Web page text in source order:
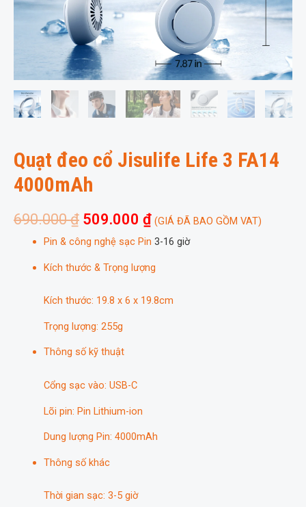
Quạt đeo cổ Jisulife Life 3 FA14
4000mAh
690.000₫ 509.000 ₫ (GIÁ ĐÃ BAO GỒM VAT)
Pin & công nghệ sạc Pin 3-16 giờ
Kích thước & Trọng lượng
Kích thước: 19.8 x 6 x 19.8cm
Trọng lượng: 255g
Thông số kỹ thuật
Cổng sạc vào: USB-C
Lõi pin: Pin Lithium-ion
Dung lượng Pin: 4000mAh
Thông số khác
Thời gian sạc: 3-5 giờ